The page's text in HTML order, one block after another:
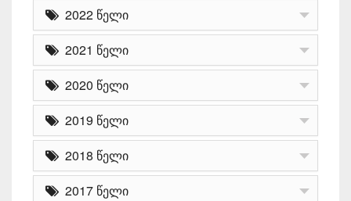
2022 წელი
2021 წელი
2020 წელი
2019 წელი
2018 წელი
2017 წელი